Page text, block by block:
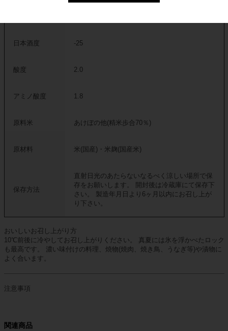
日本酒度 -25
酸度 2.0
アミノ酸度 1.8
原料米 あけぼの他(精米歩合70％)
原材料 米(国産)・米麹(国産米)
保存方法
直射日光のあたらないなるべく涼しい場所で保
存をお願いします。 開封後は冷蔵庫にて保存下
さい。 製造年月日より6ヶ月以内にお召し上が
り下さい。
おいしいお召し上がり方
10℃前後に冷やしてお召し上がりください。 真夏には氷を浮かべたロック
も最高です。 濃い味付けの料理、焼物(焼肉、焼き鳥、うなぎ等)や漬物に
よく合います。
注意事項
関連商品